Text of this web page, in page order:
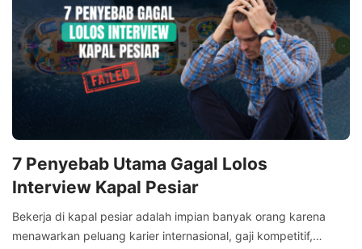
7 Penyebab Utama Gagal Lolos
Interview Kapal Pesiar
Bekerja di kapal pesiar adalah impian banyak orang karena
menawarkan peluang karier internasional, gaji kompetitif,…